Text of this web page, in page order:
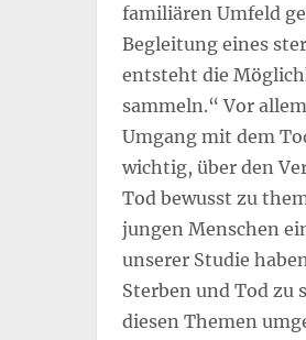
familiären Umfeld
Begleitung eines
entsteht die
sammeln.“ Vor
Umgang mit dem
wichtig, über den
Tod bewusst zu
jungen Menschen
unserer Studie
Sterben und Tod zu
diesen Themen